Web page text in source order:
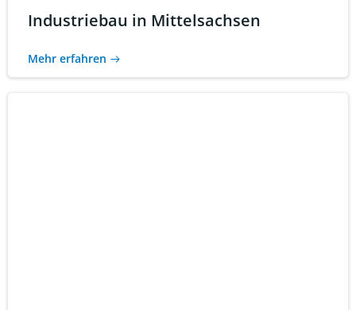
Industriebau in Mittelsachsen
Mehr erfahren